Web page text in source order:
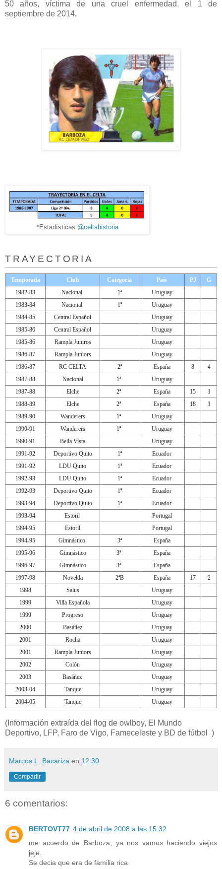
50 años, víctima de una cruel enfermedad, el 1 de
septiembre de 2014.
*Estadísticas @celtahistoria
TRAYECTORIA
Temporada Club Categoría País PJ
G
1982-83
Nacional 1ª
Uruguay
1983-84
Nacional 1ª
Uruguay
1984-85
Central Español
Uruguay
1985-86
Central Español
Uruguay
1985-86
Rampla Juniros
Uruguay
1986-87
Rampla Juniors
Uruguay
1986-87
RC CELTA 2ª España 8
4
1987-88
Nacional 1ª
Uruguay
1987-88
Elche 2ª España 15
1
1988-89
Elche 2ª España 18
1
1989-90
Wanderers 1ª
Uruguay
1990-91
Wanderers 1ª
Uruguay
1990-91
Bella Vista
Uruguay
1991-92
Deportivo Quito 1ª
Ecuador
1991-92
LDU Quito 1ª
Ecuador
1992-93
LDU Quito 1ª
Ecuador
1992-93
Deportivo Quito 1ª
Ecuador
1993-94
Deportivo Quito 1ª
Ecuador
1993-94
Estoril
Portugal
1994-95
Estoril
Portugal
1994-95
Gimnástico 3ª
España
1995-96
Gimnástico 3ª
España
1996-97
Gimnástico 3ª
España
1997-98
Novelda 2ªB España 17
2
1998
Salus
Uruguay
1999
Villa Española
Uruguay
1999
Progreso
Uruguay
2000
Basáñez
Uruguay
2001
Rocha
Uruguay
2001
Rampla Juniors
Uruguay
2002
Colón
Uruguay
2003
Basáñez
Uruguay
2003-04
Tanque
Uruguay
2004-05
Tanque Uruguay
(Información extraída del flog de owlboy, El Mundo
Deportivo, LFP, Faro de Vigo, Fameceleste y BD de fútbol )
Marcos L. Bacariza en 12:30
Compartir
6 comentarios:
BERTOVT77 4 de abril de 2008 a las 15:32
me acuerdo de Barboza, ya nos vamos haciendo viejos
jeje.
Se decia que era de familia rica